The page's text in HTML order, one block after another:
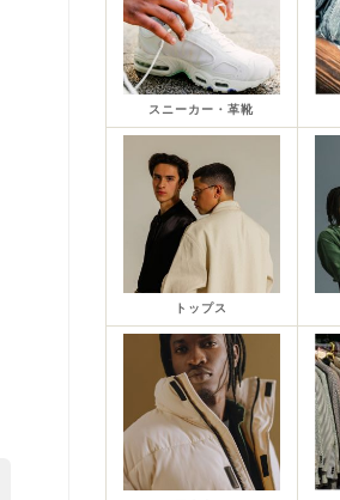
スニーカー・革靴
トップス